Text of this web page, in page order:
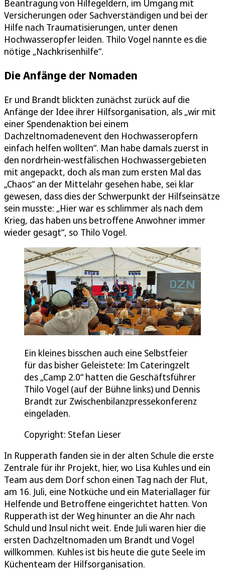
Beantragung von Hilfegeldern, im Umgang mit
Versicherungen oder Sachverständigen und bei der
Hilfe nach Traumatisierungen, unter denen
Hochwasseropfer leiden. Thilo Vogel nannte es die
nötige „Nachkrisenhilfe“.
Die Anfänge der Nomaden
Er und Brandt blickten zunächst zurück auf die
Anfänge der Idee ihrer Hilfsorganisation, als „wir mit
einer Spendenaktion bei einem
Dachzeltnomadenevent den Hochwasseropfern
einfach helfen wollten“. Man habe damals zuerst in
den nordrhein-westfälischen Hochwassergebieten
mit angepackt, doch als man zum ersten Mal das
„Chaos“ an der Mittelahr gesehen habe, sei klar
gewesen, dass dies der Schwerpunkt der Hilfseinsätze
sein musste: „Hier war es schlimmer als nach dem
Krieg, das haben uns betroffene Anwohner immer
wieder gesagt“, so Thilo Vogel.
Ein kleines bisschen auch eine Selbstfeier
für das bisher Geleistete: Im Cateringzelt
des „Camp 2.0“ hatten die Geschäftsführer
Thilo Vogel (auf der Bühne links) und Dennis
Brandt zur Zwischenbilanzpressekonferenz
eingeladen.
Copyright: Stefan Lieser
In Rupperath fanden sie in der alten Schule die erste
Zentrale für ihr Projekt, hier, wo Lisa Kuhles und ein
Team aus dem Dorf schon einen Tag nach der Flut,
am 16. Juli, eine Notküche und ein Materiallager für
Helfende und Betroffene eingerichtet hatten. Von
Rupperath ist der Weg hinunter an die Ahr nach
Schuld und Insul nicht weit. Ende Juli waren hier die
ersten Dachzeltnomaden um Brandt und Vogel
willkommen. Kuhles ist bis heute die gute Seele im
Küchenteam der Hilfsorganisation.